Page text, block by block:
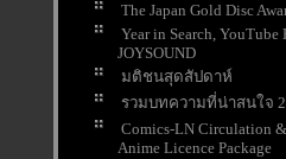
The Japan Gold Disc
Year in Search,
JOYSOUND
มติชนสุดสัปดาห์
รวมบทความที่น่าสนใจ
Comics-LN Circulation
Anime Licence Package